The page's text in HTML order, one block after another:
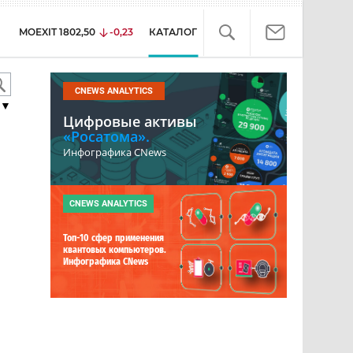
MOEXIT 1802,50 -0,23 КАТАЛОГ
▼
CNEWS ANALYTICS
Цифровые активы
«Росатома».
Инфографика CNews
CNEWS ANALYTICS
Топ-10 сфер применения
квантовых компьютеров.
Инфографика CNews